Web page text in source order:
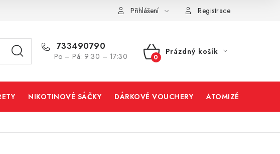
Přihlášení Registrace
733490790
Po – Pá: 9:30 – 17:30
NÁKUPNÍ
Prázdný košík
NIKOTINOVÉ SÁČKY DÁRKOVÉ VOUCHERY ATOMIZÉRY A